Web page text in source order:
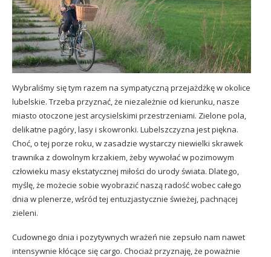
Wybraliśmy się tym razem na sympatyczną przejażdżkę w okolice
lubelskie. Trzeba przyznać, że niezależnie od kierunku, nasze
miasto otoczone jest arcysielskimi przestrzeniami. Zielone pola,
delikatne pagóry, lasy i skowronki. Lubelszczyzna jest piękna.
Choć, o tej porze roku, w zasadzie wystarczy niewielki skrawek
trawnika z dowolnym krzakiem, żeby wywołać w pozimowym
człowieku masy ekstatycznej miłości do urody świata. Dlatego,
myślę, że możecie sobie wyobrazić naszą radość wobec całego
dnia w plenerze, wśród tej entuzjastycznie świeżej, pachnącej
zieleni.
Cudownego dnia i pozytywnych wrażeń nie zepsuło nam nawet
intensywnie kłócące się cargo. Chociaż przyznaję, że poważnie